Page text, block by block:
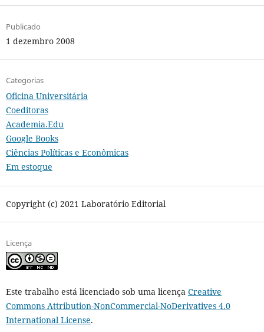
Publicado
1 dezembro 2008
Categorias
Oficina Universitária
Coeditoras
Academia.Edu
Google Books
Ciências Políticas e Econômicas
Em estoque
Copyright (c) 2021 Laboratório Editorial
Licença
Este trabalho está licenciado sob uma licença Creative
Commons Attribution-NonCommercial-NoDerivatives 4.0
International License.